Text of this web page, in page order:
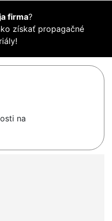
firma?
získať propagačné
na